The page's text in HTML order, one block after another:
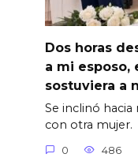
Dos horas
a mi esposo,
sostuviera a
Se inclinó hacia
con otra mujer.
0 486